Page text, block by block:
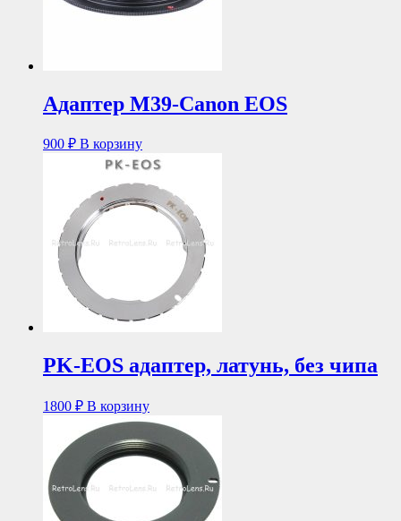
Адаптер М39-Canon EOS
900 ₽ В корзину
PK-EOS адаптер, латунь, без чипа
1800 ₽ В корзину